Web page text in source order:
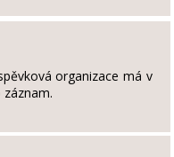
organizace má v